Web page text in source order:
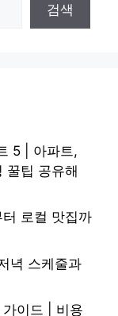
검색
5 | 아파트,
꿀팁 공유해
로컬 맛집까
녁 스케줄과
이드 | 비용